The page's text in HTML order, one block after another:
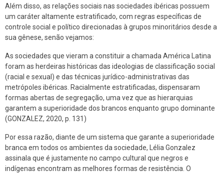
Além disso, as relações sociais nas sociedades ibéricas possuem
um caráter altamente estratificado, com regras específicas de
controle social e político direcionadas à grupos minoritários desde a
sua gênese, senão vejamos:
As sociedades que vieram a constituir a chamada América Latina
foram as herdeiras históricas das ideologias de classificação social
(racial e sexual) e das técnicas jurídico-administrativas das
metrópoles ibéricas. Racialmente estratificadas, dispensaram
formas abertas de segregação, uma vez que as hierarquias
garantem a superioridade dos brancos enquanto grupo dominante
(GONZALEZ, 2020, p. 131)
Por essa razão, diante de um sistema que garante a superioridade
branca em todos os ambientes da sociedade, Lélia Gonzalez
assinala que é justamente no campo cultural que negros e
indígenas encontram as melhores formas de resistência. O